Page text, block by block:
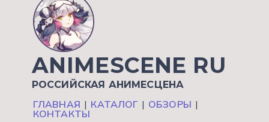
ANIMESCENE RU
РОССИЙСКАЯ АНИМЕСЦЕНА
ГЛАВНАЯ | КАТАЛОГ | ОБЗОРЫ |
КОНТАКТЫ